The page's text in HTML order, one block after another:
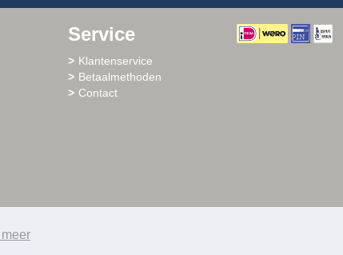
meer
Service
Klantenservice
Betaalmethoden
Contact